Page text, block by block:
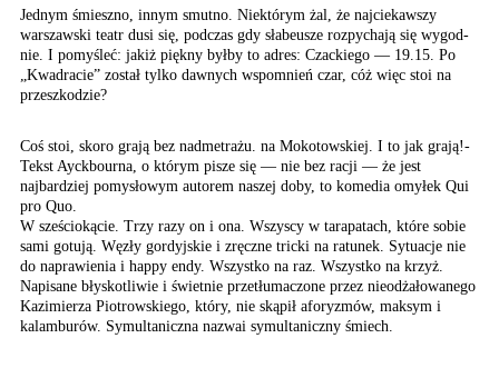
Jednym śmieszno, innym smutno. Niektórym żal, że najciekawszy
warszawski teatr dusi się, podczas gdy słabeusze rozpychają się wygod­
nie. I pomyśleć: jakiż piękny byłby to adres: Czackiego — 19.15. Po
„Kwadracie” został tylko dawnych wspomnień czar, cóż więc stoi na
przeszkodzie?
Coś stoi, skoro grają bez nadmetrażu. na Mokotowskiej. I to jak grają!-
Tekst Ayckbourna, o którym pisze się — nie bez racji — że jest
najbardziej pomysłowym autorem naszej doby, to komedia omyłek Qui
pro Quo.
W sześciokącie. Trzy razy on i ona. Wszyscy w tarapatach, które sobie
sami gotują. Węzły gor­dyjskie i zręczne tricki na ratunek. Sytuacje nie
do naprawienia i happy endy. Wszystko na raz. Wszystko na krzyż.
Napisane błyskotliwie i świetnie przetłumaczone przez nieodżałowanego
Kazimierza Piotrowskiego, który, nie skąpił aforyzmów, mak­sym i
kalamburów. Symultaniczna nazwai symultaniczny śmiech.